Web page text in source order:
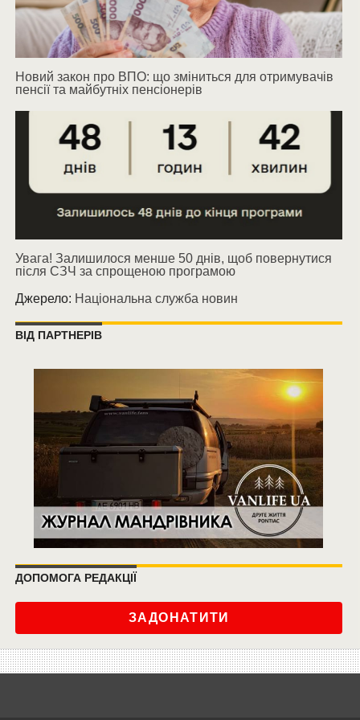
Новий закон про ВПО: що зміниться для отримувачів
пенсії та майбутніх пенсіонерів
Увага! Залишилося менше 50 днів, щоб повернутися
після СЗЧ за спрощеною програмою
Джерело: Національна служба новин
ВІД ПАРТНЕРІВ
ДОПОМОГА РЕДАКЦІЇ
ЗАДОНАТИТИ